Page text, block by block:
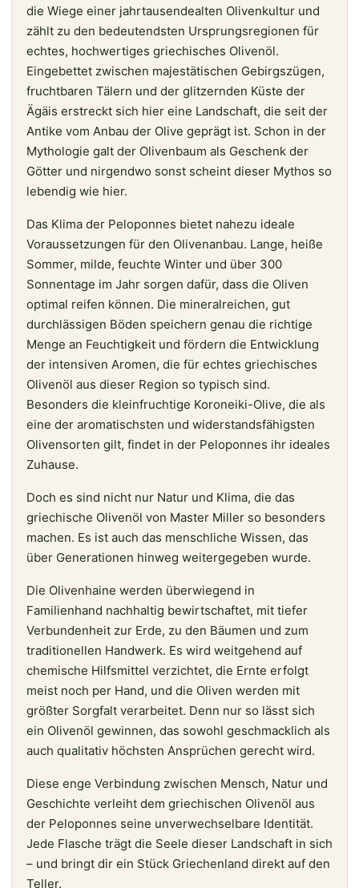
die Wiege einer jahrtausendealten Olivenkultur und
zählt zu den bedeutendsten Ursprungsregionen für
echtes, hochwertiges griechisches Olivenöl.
Eingebettet zwischen majestätischen Gebirgszügen,
fruchtbaren Tälern und der glitzernden Küste der
Ägäis erstreckt sich hier eine Landschaft, die seit der
Antike vom Anbau der Olive geprägt ist. Schon in der
Mythologie galt der Olivenbaum als Geschenk der
Götter und nirgendwo sonst scheint dieser Mythos so
lebendig wie hier.
Das Klima der Peloponnes bietet nahezu ideale
Voraussetzungen für den Olivenanbau. Lange, heiße
Sommer, milde, feuchte Winter und über 300
Sonnentage im Jahr sorgen dafür, dass die Oliven
optimal reifen können. Die mineralreichen, gut
durchlässigen Böden speichern genau die richtige
Menge an Feuchtigkeit und fördern die Entwicklung
der intensiven Aromen, die für echtes griechisches
Olivenöl aus dieser Region so typisch sind.
Besonders die kleinfruchtige Koroneiki-Olive, die als
eine der aromatischsten und widerstandsfähigsten
Olivensorten gilt, findet in der Peloponnes ihr ideales
Zuhause.
Doch es sind nicht nur Natur und Klima, die das
griechische Olivenöl von Master Miller so besonders
machen. Es ist auch das menschliche Wissen, das
über Generationen hinweg weitergegeben wurde.
Die Olivenhaine werden überwiegend in
Familienhand nachhaltig bewirtschaftet, mit tiefer
Verbundenheit zur Erde, zu den Bäumen und zum
traditionellen Handwerk. Es wird weitgehend auf
chemische Hilfsmittel verzichtet, die Ernte erfolgt
meist noch per Hand, und die Oliven werden mit
größter Sorgfalt verarbeitet. Denn nur so lässt sich
ein Olivenöl gewinnen, das sowohl geschmacklich als
auch qualitativ höchsten Ansprüchen gerecht wird.
Diese enge Verbindung zwischen Mensch, Natur und
Geschichte verleiht dem griechischen Olivenöl aus
der Peloponnes seine unverwechselbare Identität.
Jede Flasche trägt die Seele dieser Landschaft in sich
– und bringt dir ein Stück Griechenland direkt auf den
Teller.